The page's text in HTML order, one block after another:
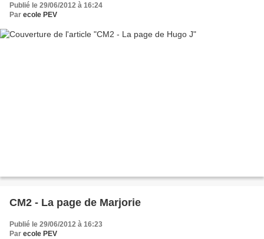
Publié le 29/06/2012 à 16:24
Par ecole PEV
CM2 - La page de Marjorie
Publié le 29/06/2012 à 16:23
Par ecole PEV